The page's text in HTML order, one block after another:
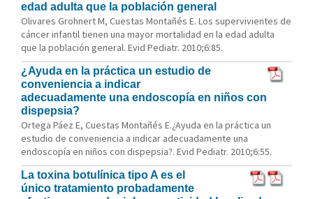
edad adulta que la población general
Olivares Grohnert M, Cuestas Montañés E. Los supervivientes de
cáncer infantil tienen una mayor mortalidad en la edad adulta
que la población general. Evid Pediatr. 2010;6:85.
¿Ayuda en la práctica un estudio de
conveniencia a indicar
adecuadamente una endoscopía en niños con
dispepsia?
Ortega Páez E, Cuestas Montañés E.¿Ayuda en la práctica un
estudio de conveniencia a indicar adecuadamente una
endoscopía en niños con dispepsia?. Evid Pediatr. 2010;6:55.
La toxina botulínica tipo A es el
único tratamiento probadamente